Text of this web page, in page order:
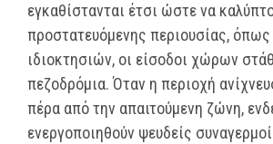
εγκαθίστανται έτσι ώστε να
προστατευόμενης περιουσίας,
ιδιοκτησιών, οι είσοδοι χώρων
πεζοδρόμια. Όταν η περιοχή
πέρα από την απαιτούμενη ζώνη,
ενεργοποιηθούν ψευδείς